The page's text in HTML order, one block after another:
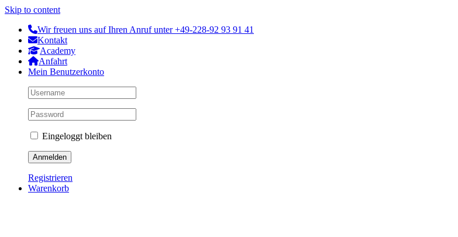
Skip to content
Wir freuen uns auf Ihren Anruf unter +49-228-92 93 91 41
Kontakt
Academy
Anfahrt
Mein Benutzerkonto
Eingeloggt bleiben
Registrieren
Warenkorb